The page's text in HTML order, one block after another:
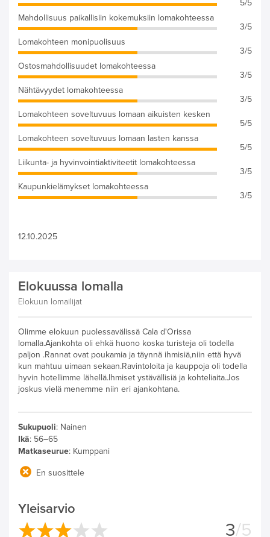
5/5
Mahdollisuus paikallisiin kokemuksiin lomakohteessa
3/5
Lomakohteen monipuolisuus
3/5
Ostosmahdollisuudet lomakohteessa
3/5
Nähtävyydet lomakohteessa
3/5
Lomakohteen soveltuvuus lomaan aikuisten kesken
5/5
Lomakohteen soveltuvuus lomaan lasten kanssa
5/5
Liikunta- ja hyvinvointiaktiviteetit lomakohteessa
3/5
Kaupunkielämykset lomakohteessa
3/5
12.10.2025
Elokuussa lomalla
Elokuun lomailijat
Olimme elokuun puolessavälissä Cala d'Orissa
lomalla.Ajankohta oli ehkä huono koska turisteja oli todella
paljon .Rannat ovat poukamia ja täynnä ihmisiä,niin että hyvä
kun mahtuu uimaan sekaan.Ravintoloita ja kauppoja oli todella
hyvin hotellimme lähellä.Ihmiset ystävällisiä ja kohteliaita.Jos
joskus vielä menemme niin eri ajankohtana.
Sukupuoli: Nainen
Ikä: 56–65
Matkaseurue: Kumppani
En suosittele
Yleisarvio
3/5